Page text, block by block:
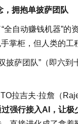
，拥抱单披萨团队
自动赚钱机器”
掌柜，但人类的工
披萨团队”（即六
拉吉夫·拉詹（
强行接入AI，让极